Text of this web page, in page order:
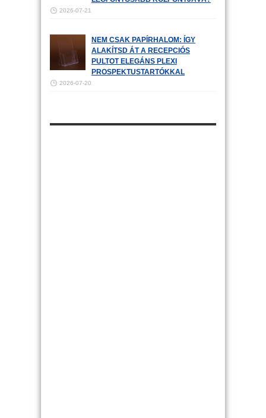
2026-07-21
NEM CSAK PAPÍRHALOM: ÍGY
ALAKÍTSD ÁT A RECEPCIÓS
PULTOT ELEGÁNS PLEXI
PROSPEKTUSTARTÓKKAL
2026-07-20